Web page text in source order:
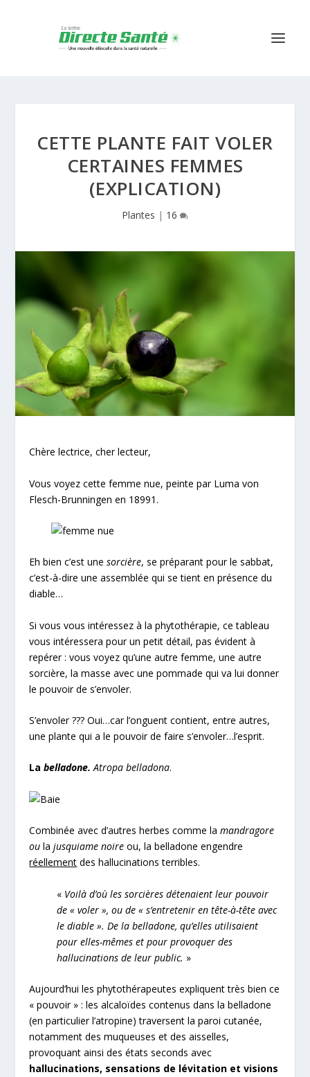
CETTE PLANTE FAIT VOLER
CERTAINES FEMMES
(EXPLICATION)
Plantes | 16
Chère lectrice, cher lecteur,
Vous voyez cette femme nue, peinte par Luma von
Flesch-Brunningen en 18991 .
Eh bien c’est unesorcière, se préparant pour le sabbat,
c’est-à-dire une assemblée qui se tient en présence du
diable…
Si vous vous intéressez à la phytothérapie, ce tableau
vous intéressera pour un petit détail, pas évident à
repérer : vous voyez qu’une autre femme, une autre
sorcière, la masse avec une pommade qui va lui donner
le pouvoir de s’envoler.
S’envoler ??? Oui…car l’onguent contient, entre autres,
une plante qui a le pouvoir de faire s’envoler…l’esprit.
La belladone.Atropa belladona.
Combinée avec d’autres herbes comme lamandragore
oulajusquiame noire ou, la belladone engendre
réellement des hallucinations terribles.
« Voilà d’où les sorcières détenaient leur pouvoir
de « voler », ou de « s’entretenir en tête-à-tête avec
le diable ». De la belladone, qu’elles utilisaient
pour elles-mêmes et pour provoquer des
hallucinations de leur public. »
Aujourd’hui les phytothérapeutes expliquent très bien ce
« pouvoir » : les alcaloïdes contenus dans la belladone
(en particulier l’atropine) traversent la paroi cutanée,
notamment des muqueuses et des aisselles,
provoquant ainsi des états seconds avec
hallucinations, sensations de lévitation et visions